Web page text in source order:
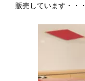
販売しています・・・